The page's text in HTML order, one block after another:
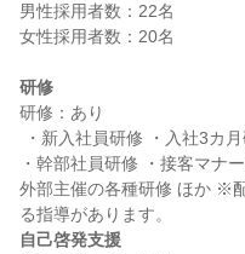
男性採用者数：22名
女性採用者数：20名
研修
研修：あり
・幹部社員研修 ・接客マナ
外部主催の各種研修 ほか ※
自己啓発支援